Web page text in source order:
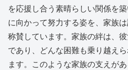
を応援し合う素晴らしい関係を
に向かって努力する姿を、家族
称賛しています。家族の絆は、
であり、どんな困難も乗り越え
ます。このような家族の支えが